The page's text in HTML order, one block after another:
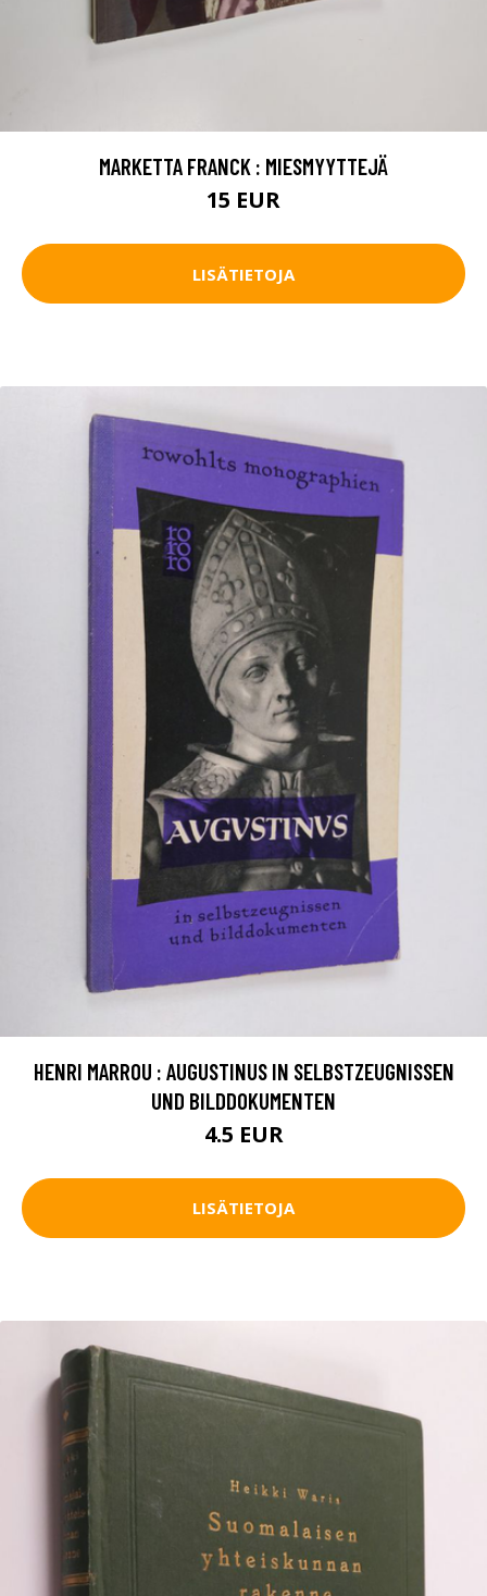
MARKETTA FRANCK : MIESMYYTTEJÄ
15 EUR
LISÄTIETOJA
HENRI MARROU : AUGUSTINUS IN SELBSTZEUGNISSEN
UND BILDDOKUMENTEN
4.5 EUR
LISÄTIETOJA